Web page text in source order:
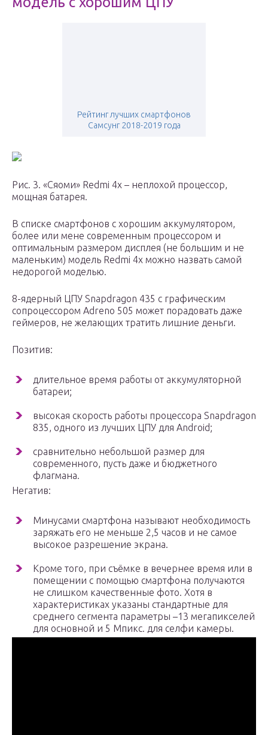
Рейтинг лучших смартфонов
Самсунг 2018-2019 года
Рис. 3. «Сяоми» Redmi 4x – неплохой процессор,
мощная батарея.
В списке смартфонов с хорошим аккумулятором,
более или мене современным процессором и
оптимальным размером дисплея (не большим и не
маленьким) модель Redmi 4x можно назвать самой
недорогой моделью.
8-ядерный ЦПУ Snapdragon 435 с графическим
сопроцессором Adreno 505 может порадовать даже
геймеров, не желающих тратить лишние деньги.
Позитив:
длительное время работы от аккумуляторной
батареи;
высокая скорость работы процессора Snapdragon
835, одного из лучших ЦПУ для Android;
сравнительно небольшой размер для
современного, пусть даже и бюджетного
флагмана.
Негатив:
Минусами смартфона называют необходимость
заряжать его не меньше 2,5 часов и не самое
высокое разрешение экрана.
Кроме того, при съёмке в вечернее время или в
помещении с помощью смартфона получаются
не слишком качественные фото. Хотя в
характеристиках указаны стандартные для
среднего сегмента параметры –13 мегапикселей
для основной и 5 Мпикс. для селфи камеры.